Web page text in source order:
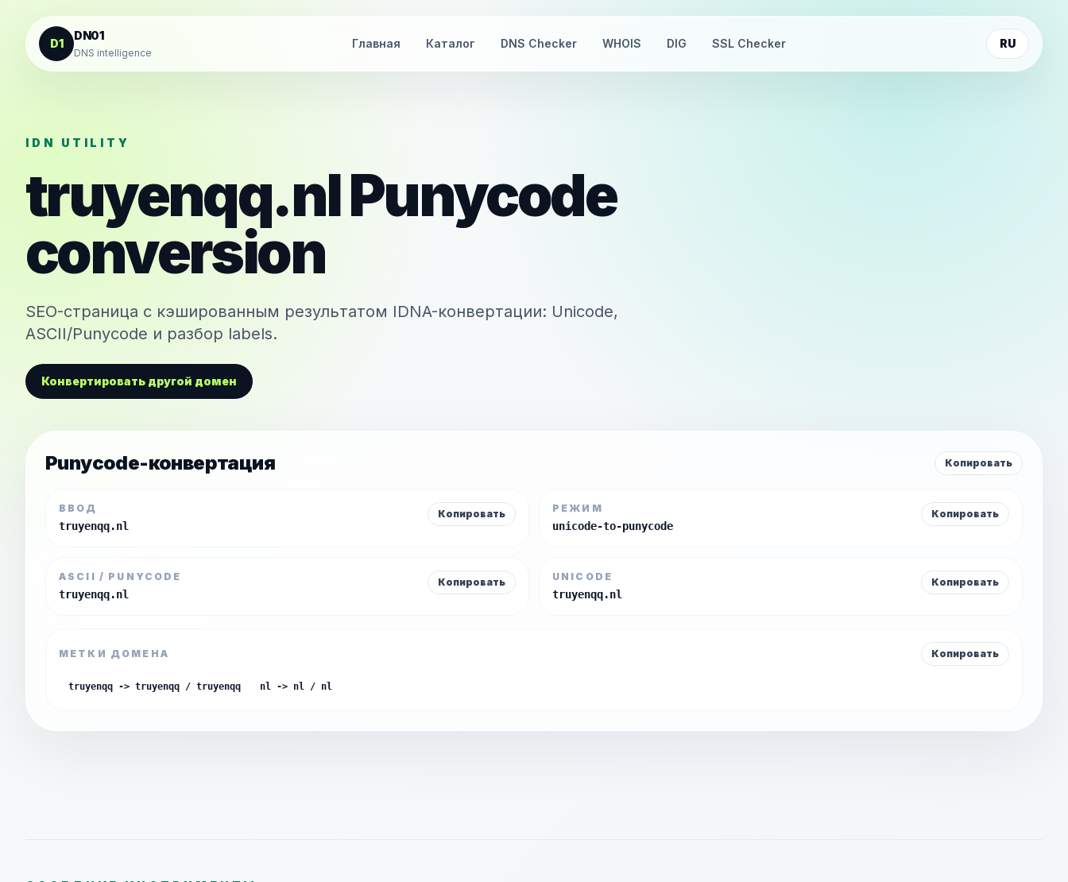
К содержанию
D1
DN01
DNS intelligence
Главная Каталог DNS Checker WHOIS DIG SSL Checker RU
IDN UTILITY
truyenqq.nlPunycode
conversion
SEO-страница с кэшированным результатом IDNA-конвертации: Unicode,
ASCII/Punycode и разбор labels.
Конвертировать другой домен
Punycode-конвертация Копировать
ВВОД
truyenqq.nl
Копировать РЕЖИМ
unicode-to-punycode
Копировать
ASCII / PUNYCODE
truyenqq.nl
Копировать UNICODE
truyenqq.nl
Копировать
МЕТКИ ДОМЕНА Копировать
truyenqq -> truyenqq / truyenqq nl -> nl / nl